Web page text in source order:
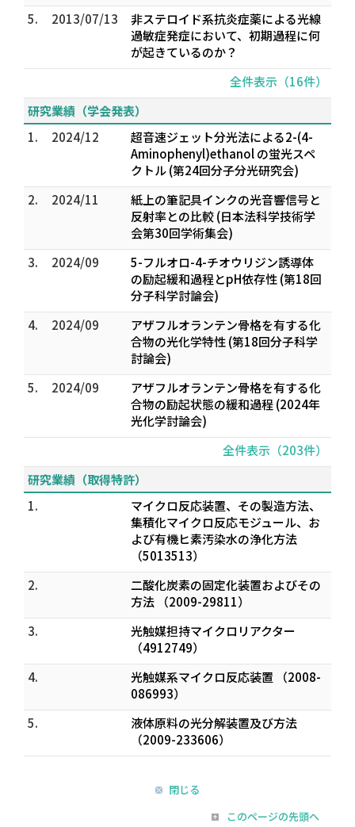
5.
2013/07/13
非ステロイド系抗炎症薬による光線
過敏症発症において、初期過程に何
が起きているのか？
全件表示（16件）
研究業績（学会発表）
1.
2024/12
超音速ジェット分光法による2-(4-
Aminophenyl)ethanol の蛍光スペ
クトル (第24回分子分光研究会)
2.
2024/11
紙上の筆記具インクの光音響信号と
反射率との比較 (日本法科学技術学
会第30回学術集会)
3.
2024/09
5-フルオロ-4-チオウリジン誘導体
の励起緩和過程とpH依存性 (第18回
分子科学討論会)
4.
2024/09
アザフルオランテン骨格を有する化
合物の光化学特性 (第18回分子科学
討論会)
5.
2024/09
アザフルオランテン骨格を有する化
合物の励起状態の緩和過程 (2024年
光化学討論会)
全件表示（203件）
研究業績（取得特許）
1.
マイクロ反応装置、その製造方法、
集積化マイクロ反応モジュール、お
よび有機ヒ素汚染水の浄化方法
（5013513）
2.
二酸化炭素の固定化装置およびその
方法 （2009-29811）
3.
光触媒担持マイクロリアクター
（4912749）
4.
光触媒系マイクロ反応装置 （2008-
086993）
5.
液体原料の光分解装置及び方法
（2009-233606）
閉じる
このページの先頭へ